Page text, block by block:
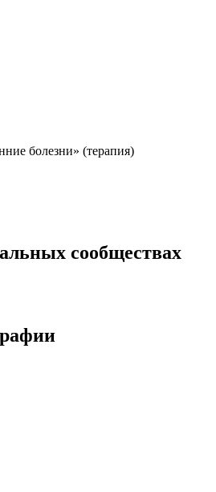
болезни» (терапия)
сообществах